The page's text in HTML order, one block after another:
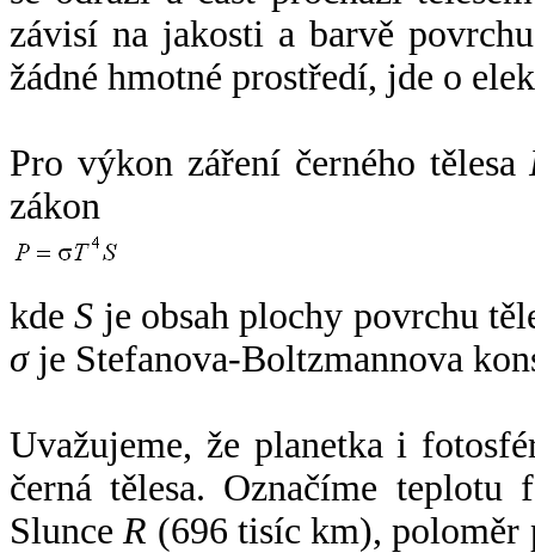
závisí na jakosti a barvě
žádné hmotné prostředí, jde o
Pro výkon záření černého tělesa
zákon
kdeS je obsah plochy povrchu
σje Stefanova-Boltzmannova
Uvažujeme, že planetka i
černá tělesa. Označíme
SlunceR (696 tisíc km),